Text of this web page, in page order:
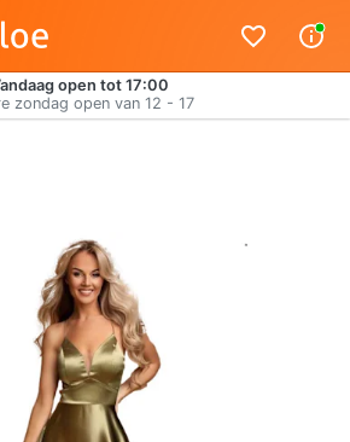
open tot 17:00
zondag open van 12 - 17